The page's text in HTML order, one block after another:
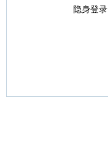
隐身登录